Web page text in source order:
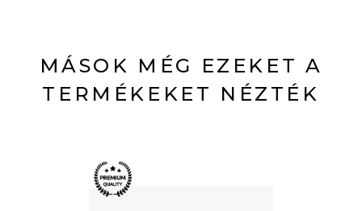
MÁSOK MÉG EZEKET A
TERMÉKEKET NÉZTÉK